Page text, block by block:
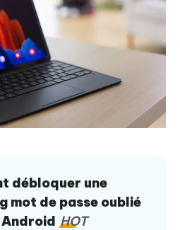
débloquer une
mot de passe oublié
Android HOT